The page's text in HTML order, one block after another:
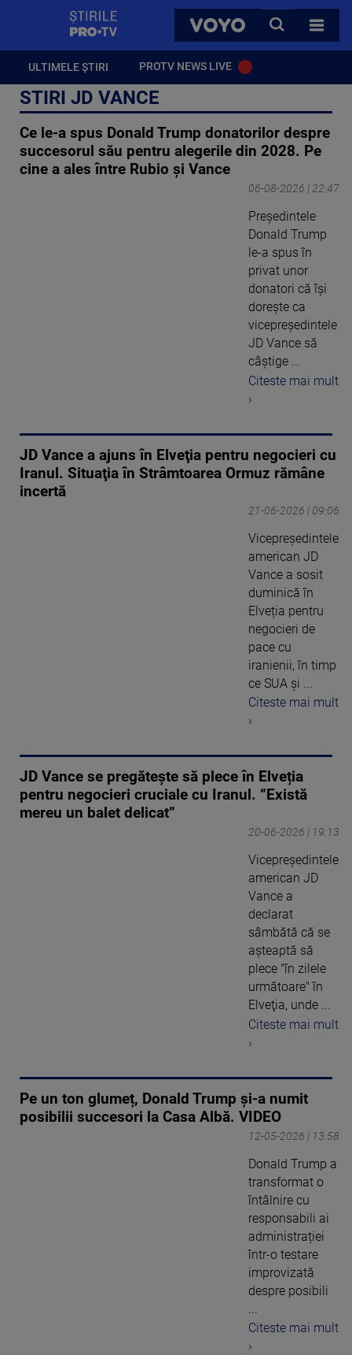
VOYO
CAUTA
TOATE
ULTIMELE ȘTIRI PROTV NEWS LIVE
STIRI JD VANCE
Ce le-a spus Donald Trump donatorilor despre
succesorul său pentru alegerile din 2028. Pe
cine a ales între Rubio și Vance
06-08-2026 | 22:47
Președintele
Donald Trump
le-a spus în
privat unor
donatori că își
dorește ca
vicepreședintele
JD Vance să
câștige ...
Citeste mai mult
›
JD Vance a ajuns în Elveţia pentru negocieri cu
Iranul. Situaţia în Strâmtoarea Ormuz rămâne
incertă
21-06-2026 | 09:06
Vicepreședintele
american JD
Vance a sosit
duminică în
Elveția pentru
negocieri de
pace cu
iranienii, în timp
ce SUA și ...
Citeste mai mult
›
JD Vance se pregătește să plece în Elveția
pentru negocieri cruciale cu Iranul. ”Există
mereu un balet delicat”
20-06-2026 | 19:13
Vicepreşedintele
american JD
Vance a
declarat
sâmbătă că se
aşteaptă să
plece "în zilele
următoare" în
Elveţia, unde ...
Citeste mai mult
›
Pe un ton glumeț, Donald Trump și-a numit
posibilii succesori la Casa Albă. VIDEO
12-05-2026 | 13:58
Donald Trump a
transformat o
întâlnire cu
responsabili ai
administrației
într-o testare
improvizată
despre posibili
Citeste mai mult
›